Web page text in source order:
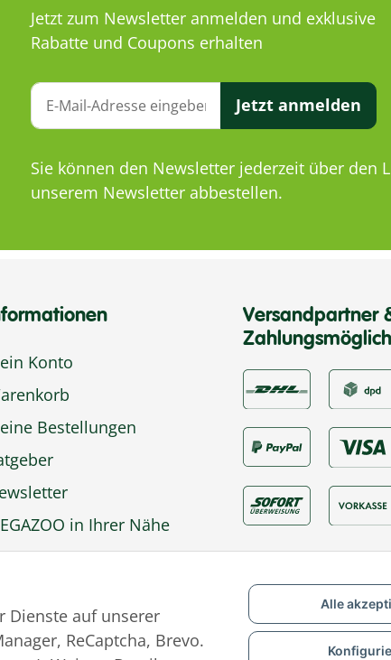
Alle
Dienste auf unserer
ReCaptcha, Brevo.
Jetzt zum Newsletter anmelden und exklusive
Rabatte und Coupons erhalten
Jetzt anmelden
Sie können den Newsletter jederzeit über den
unserem Newsletter abbestellen.
Konto
Bestellungen
in Ihrer Nähe
MEGAZOO-nord.de
Versandpartner